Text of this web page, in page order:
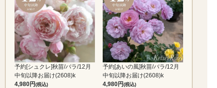
予約[シュクレ]秋苗/バラ/12月
中旬以降お届け(2608)k
4,980
(税込)
予約[あいの風]秋苗/バラ/12月
中旬以降お届け(2608)k
4,980
(税込)